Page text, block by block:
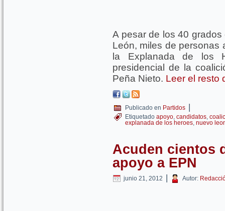
A pesar de los 40
León, miles de personas
la Explanada de los
presidencial de la
Peña Nieto. Leer el resto
Publicado en Partidos |
Etiquetado apoyo, candidatos,
explanada de los heroes, nuevo
Acuden cientos
apoyo a EPN
junio 21, 2012 | Autor: